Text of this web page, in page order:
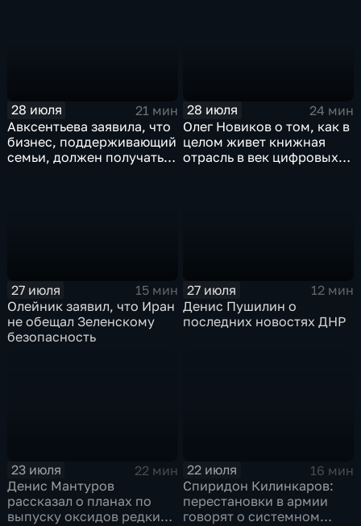
28 июля
21 мин
Авксентьева заявила, что
бизнес, поддерживающий
семьи, должен получать
28 июля
24 мин
Олег Новиков о том, как в
целом живет книжная
отрасль в век цифровых
27 июля
15 мин
Олейник заявил, что Иран
не обещал Зеленскому
безопасность
27 июля
12 мин
Денис Пушилин о
последних новостях ДНР
23 июля
22 мин
Денис Мантуров
рассказал о планах по
выпуску оксидов редких
22 июля
16 мин
Спиридон Килинкаров:
перестановки в армии
говорят о системном